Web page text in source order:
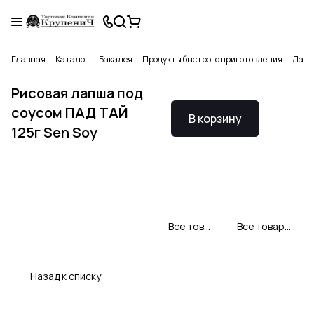
Главная Каталог Бакалея Продукты быстрого приготовления
Рисовая лапша под
соусом ПАД ТАЙ
125г Sen Soy
В корзину
Все товары Sen Soy Все товары категории
Назад к списку